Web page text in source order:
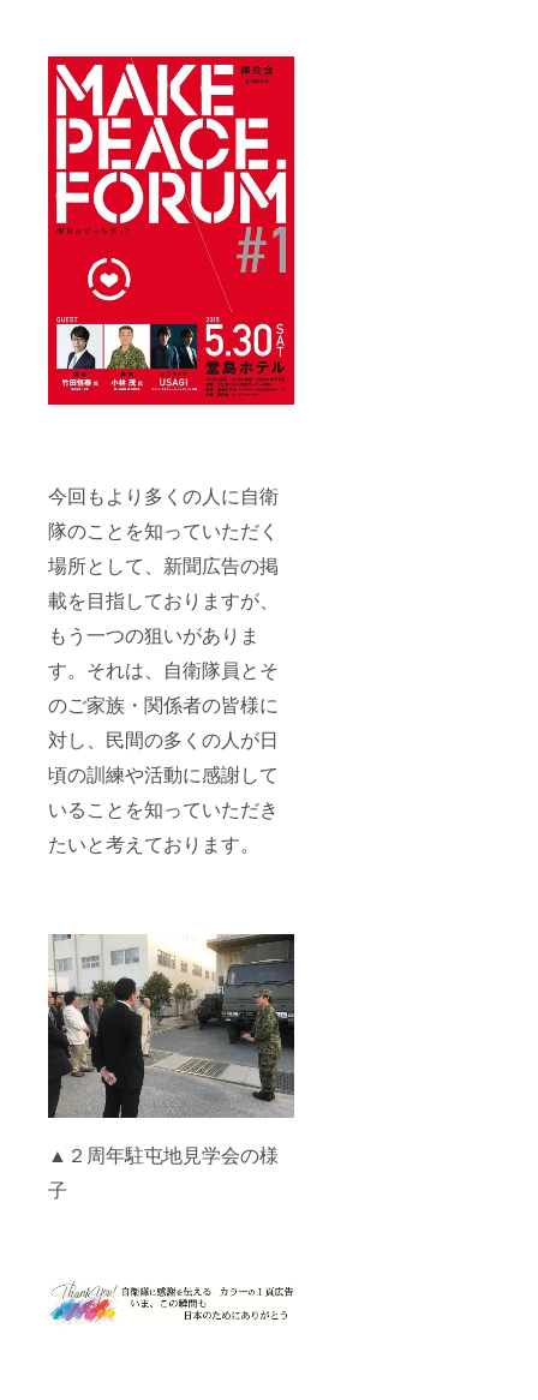
今回もより多くの人に自衛
隊のことを知っていただく
場所として、新聞広告の掲
載を目指しておりますが、
もう一つの狙いがありま
す。それは、自衛隊員とそ
のご家族・関係者の皆様に
対し、民間の多くの人が日
頃の訓練や活動に感謝して
いることを知っていただき
たいと考えております。
▲２周年駐屯地見学会の様
子